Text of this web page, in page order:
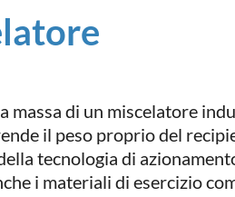
massa di un miscelatore
il peso proprio del
tecnologia di
i materiali di esercizio